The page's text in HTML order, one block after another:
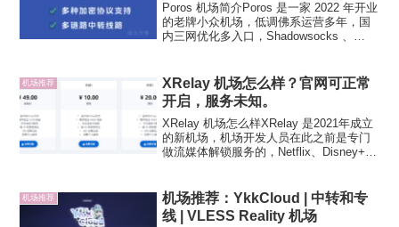
Poros 机场简介Poros 是一家 2022 年开业
的老牌小众机场，低调佛系运营多年，国
内三网优化多入口，Shadowsocks 、
普遍高倍率。...
机场推荐
XRelay 机场怎么样？官网可正常
开启，服务未知。
XRelay 机场怎么样XRelay 是2021年成立
的新机场，机场开发人员在此之前是专门
做流媒体解锁服务的，Netflix、Disney+、
Clash、Sh...
机场推荐
机场推荐：YkkCloud | 中转和专
线 | VLESS Reality 机场